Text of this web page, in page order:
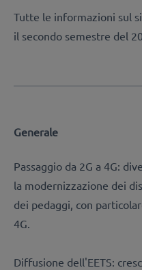
Tutte le informazioni sul
il secondo semestre del
Generale
Passaggio da 2G a 4G:
la modernizzazione dei
dei pedaggi, con
4G.
Diffusione dell'EETS: